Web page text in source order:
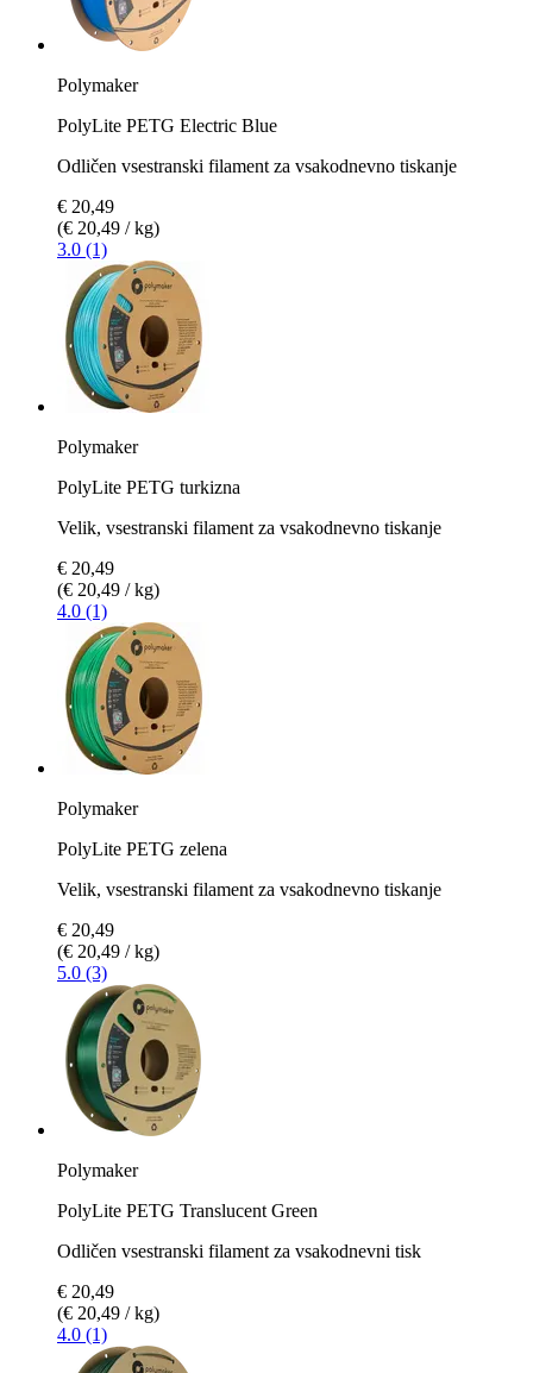
Polymaker
PolyLite PETG Electric Blue
Odličen vsestranski filament za vsakodnevno tiskanje
€ 20,49
(€ 20,49 / kg)
3.0 (1)
Polymaker
PolyLite PETG turkizna
Velik, vsestranski filament za vsakodnevno tiskanje
€ 20,49
(€ 20,49 / kg)
4.0 (1)
Polymaker
PolyLite PETG zelena
Velik, vsestranski filament za vsakodnevno tiskanje
€ 20,49
(€ 20,49 / kg)
5.0 (3)
Polymaker
PolyLite PETG Translucent Green
Odličen vsestranski filament za vsakodnevni tisk
€ 20,49
(€ 20,49 / kg)
4.0 (1)